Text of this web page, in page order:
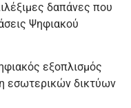
δαπάνες που
Ψηφιακού
εξοπλισμός
εσωτερικών δικτύων